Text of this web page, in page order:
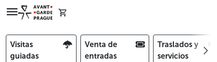
Visitas
guiadas
Venta de
entradas
Traslados y
servicios